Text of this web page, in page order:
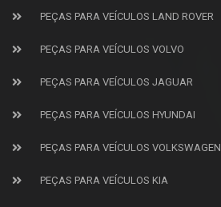
PEÇAS PARA VEÍCULOS LAND ROVER
PEÇAS PARA VEÍCULOS VOLVO
PEÇAS PARA VEÍCULOS JAGUAR
PEÇAS PARA VEÍCULOS HYUNDAI
PEÇAS PARA VEÍCULOS VOLKSWAGEN
PEÇAS PARA VEÍCULOS KIA